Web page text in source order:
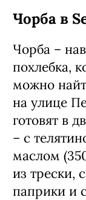
Чорба в
Чорба –
похлебка,
можно
на улице
готовят в
– с
маслом
из трески,
паприки и